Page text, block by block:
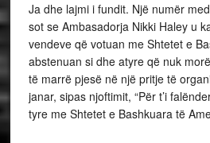
Ja dhe lajmi i fundit. Një numër
sot se Ambasadorja Nikki Haley u
vendeve që votuan me Shtetet e
abstenuan si dhe atyre që nuk
të marrë pjesë në një pritje të
janar, sipas njoftimit, “Për t’i
tyre me Shtetet e Bashkuara të